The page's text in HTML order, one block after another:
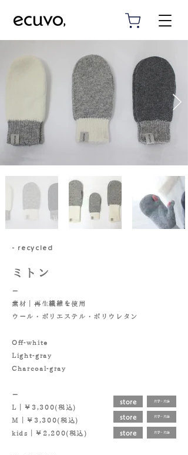
- recycled
​ミトン
－
素材｜ 再生繊維を使用
ウール・ポリエステル・ポリウレタン
Off-white
Light-gray
Charcoal-gray
－
L｜￥3,300(税込)
M｜￥3,300(税込)
kids｜￥2,200(税込)
store
store
store
片手・片足
片手・片足
片手・片足